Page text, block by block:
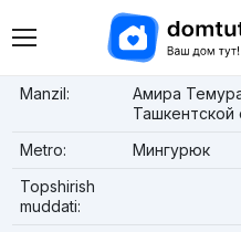
Manzil:
Амира
Ташкентской
Metro:
Мингурюк
Topshirish
muddati: